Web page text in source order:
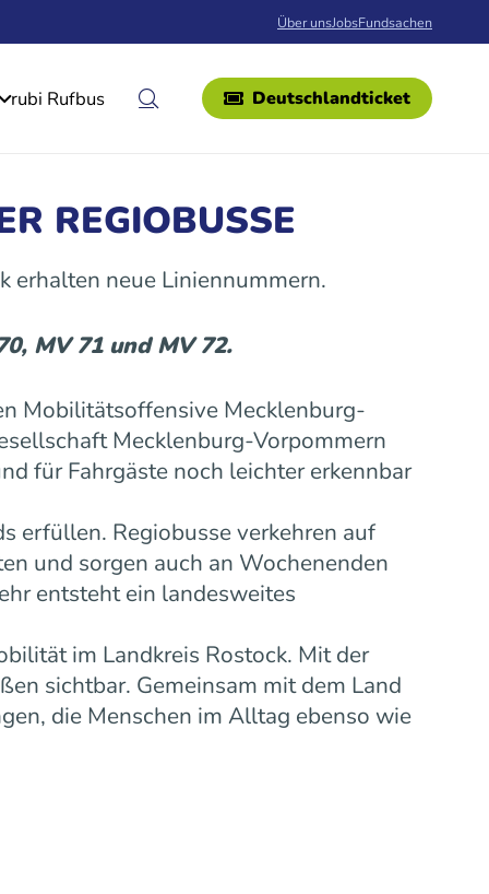
Über unsJobsFundsachen
rubi Rufbus Deutschlandticket
REGIOBUSSE
erhalten neue Liniennummern.
MV 71 und MV 72.
Mobilitätsoffensive Mecklenburg-
Mecklenburg-Vorpommern
für Fahrgäste noch leichter erkennbar
erfüllen. Regiobusse verkehren auf
und sorgen auch an Wochenenden
entsteht ein landesweites
im Landkreis Rostock. Mit der
sichtbar. Gemeinsam mit dem Land
die Menschen im Alltag ebenso wie